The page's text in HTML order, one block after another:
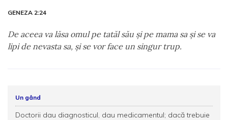
GENEZA 2:24
De aceea va lăsa omul pe tatăl său şi pe mama sa şi se va
lipi de nevasta sa, şi se vor face un singur trup.
Un gând
Doctorii dau diagnosticul, dau medicamentul; dacă trebuie